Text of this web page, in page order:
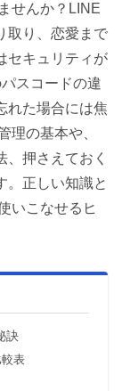
せんか？LINE
取り、恋愛まで
セキュリティが
スコードの違
れた場合には焦
理の基本や、
押さえておく
。正しい知識と
いこなせるヒ
訣
表